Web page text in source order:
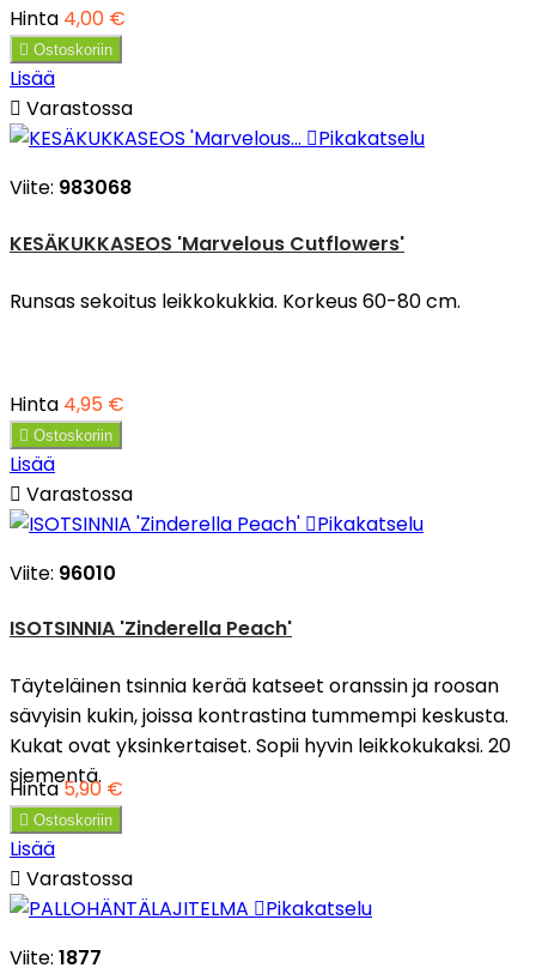
Hinta 4,00 €
 Ostoskoriin
Lisää
 Varastossa
Pikakatselu
Viite: 983068
KESÄKUKKASEOS 'Marvelous Cutflowers'
Runsas sekoitus leikkokukkia. Korkeus 60-80 cm.
Hinta 4,95 €
 Ostoskoriin
Lisää
 Varastossa
Pikakatselu
Viite: 96010
ISOTSINNIA 'Zinderella Peach'
Täyteläinen tsinnia kerää katseet oranssin ja roosan
sävyisin kukin, joissa kontrastina tummempi keskusta.
Kukat ovat yksinkertaiset. Sopii hyvin leikkokukaksi. 20
siementä.
Hinta5,90 €
 Ostoskoriin
Lisää
 Varastossa
Pikakatselu
Viite: 1877